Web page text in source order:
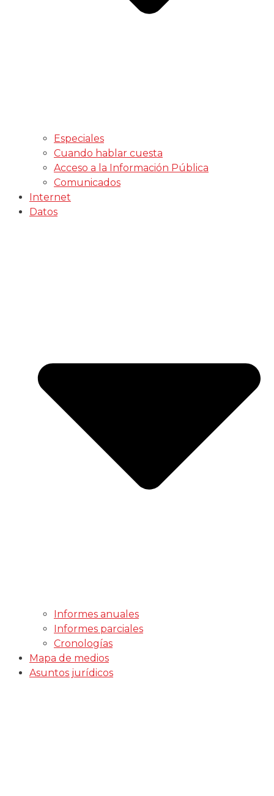
Especiales
Cuando hablar cuesta
Acceso a la Información Pública
Comunicados
Internet
Datos
Informes anuales
Informes parciales
Cronologías
Mapa de medios
Asuntos jurídicos